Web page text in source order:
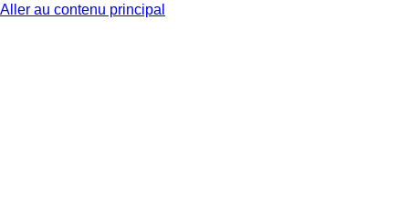
Aller au contenu principal